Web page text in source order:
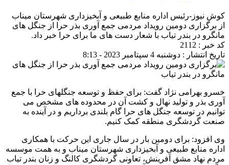
کوش نیوز-رئیس اداره منابع طبیعی و آبخیزداری شهرستان میناب
از برگزاری دومین رویداد مردمی جمع آوری بذر حرا از جنگل های
مانگرو در بندر تیاب با شعار دست های ما برای حرا خبر داد.
کد خبر : 2112
تاریخ انتشار : دوشنبه 4 سپتامبر 2023 - 8:13
خسرو بهرامی نژاد گفت: برای حفظ و توسعه جنگلهای حرا با جمع
آوری بذر و تولید نهال و کشت آن در محدوده های مشخص می
توانیم در توسعه جنگل های حرا گام بلندی برداریم و در آینده به
صنعت گردشگری منطقه کمک کنیم.
وی افزود: برای دومین بار در سال جاری این حرکت با همکاری
اداره منابع طبیعی و آبخیزداری شهرستان میناب و به همت موسسه
مردم نهاد مشق آفرینش، تعاونی گردشگری کالنگ و زنان بندر تیاب